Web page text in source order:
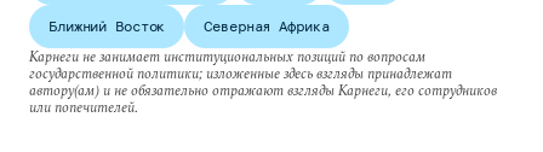
Ближний Восток
Северная Африка
Карнеги не занимает институциональных позиций по вопросам
государственной политики; изложенные здесь взгляды принадлежат
автору(ам) и не обязательно отражают взгляды Карнеги, его сотрудников
или попечителей.